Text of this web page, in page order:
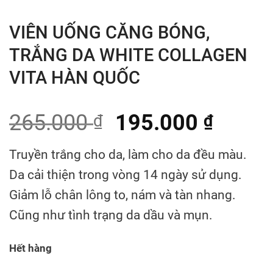
VIÊN UỐNG CĂNG BÓNG,
TRẮNG DA WHITE COLLAGEN
VITA HÀN QUỐC
265.000₫ 195.000 ₫
Truyền trắng cho da, làm cho da đều màu.
Da cải thiện trong vòng 14 ngày sử dụng.
Giảm lỗ chân lông to, nám và tàn nhang.
Cũng như tình trạng da dầu và mụn.
Hết hàng